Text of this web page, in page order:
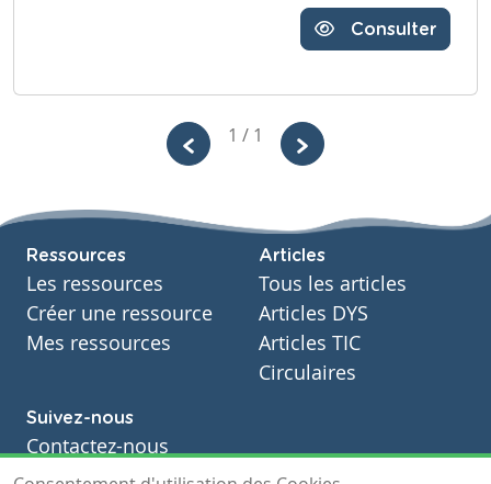
Consulter
1 / 1
Ressources
Les ressources
Créer une ressource
Mes ressources
Articles
Tous les articles
Articles DYS
Articles TIC
Circulaires
Suivez-nous
Contactez-nous
Soutien scolaire